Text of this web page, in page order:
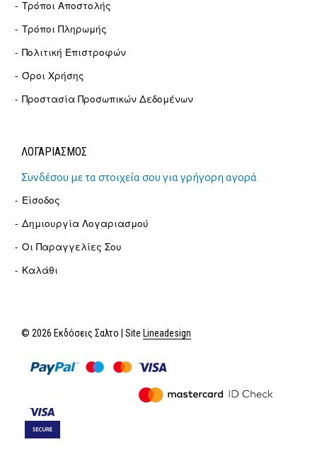
Τρόποι Αποστολής
Τρόποι Πληρωμής
Πολιτική Επιστροφών
Όροι Χρήσης
Προστασία Προσωπικών Δεδομένων
ΛΟΓΑΡΙΑΣΜΟΣ
Συνδέσου με τα στοιχεία σου για γρήγορη αγορά
Είσοδος
Δημιουργία Λογαριασμού
Οι Παραγγελίες Σου
Καλάθι
© 2026 Εκδόσεις Σαλτο | Site Lineadesign